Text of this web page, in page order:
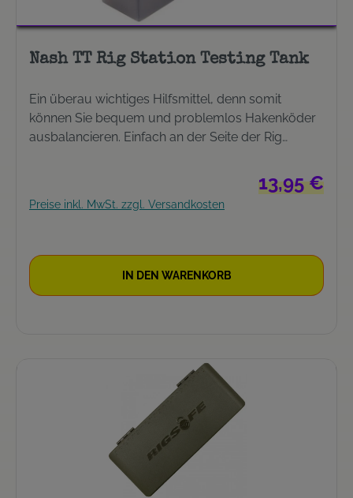
Nash TT Rig Station Testing Tank
Ein überau wichtiges Hilfsmittel, denn somit
können Sie bequem und problemlos Hakenköder
ausbalancieren. Einfach an der Seite der Rig
Regulärer
13,95 €
Preise inkl. MwSt. zzgl. Versandkosten
IN DEN WARENKORB